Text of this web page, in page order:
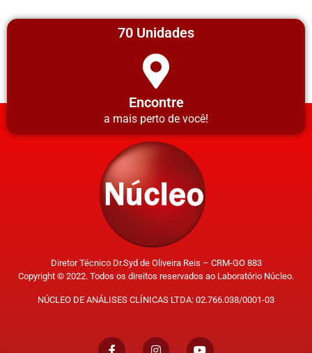
70 Unidades
Encontre
a mais perto de você!
Diretor Técnico Dr.Syd de Oliveira Reis – CRM-GO 883
Copyright © 2022. Todos os direitos reservados ao Laboratório Núcleo.
NÚCLEO DE ANÁLISES CLÍNICAS LTDA: 02.766.038/0001-03